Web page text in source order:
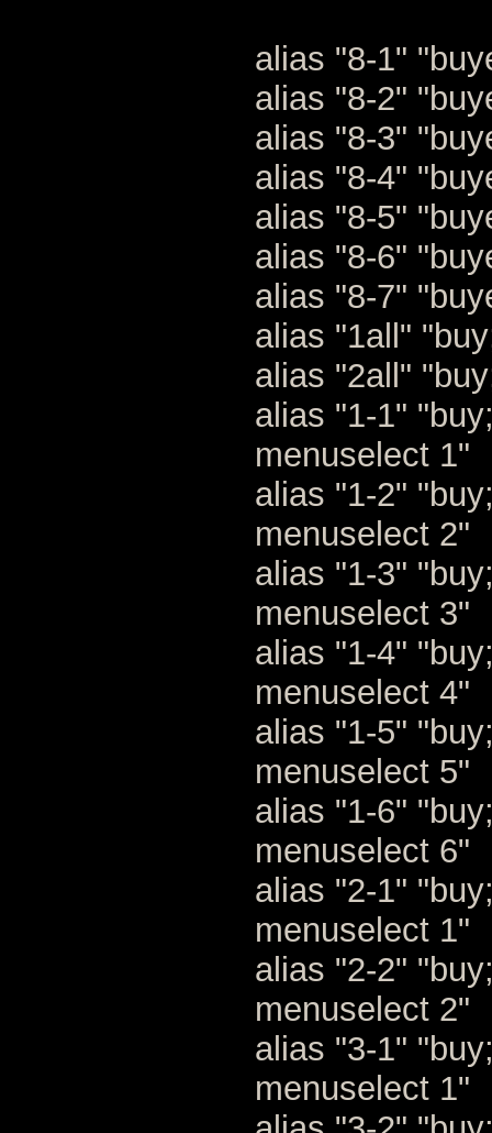
alias "8-1"
alias "8-2"
alias "8-3"
alias "8-4"
alias "8-5"
alias "8-6"
alias "8-7"
alias "1all"
alias "2all"
alias "1-1"
menuselect 1"
alias "1-2"
menuselect 2"
alias "1-3"
menuselect 3"
alias "1-4"
menuselect 4"
alias "1-5"
menuselect 5"
alias "1-6"
menuselect 6"
alias "2-1"
menuselect 1"
alias "2-2"
menuselect 2"
alias "3-1"
menuselect 1"